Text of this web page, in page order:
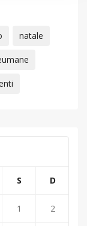
natale
S D
1 2